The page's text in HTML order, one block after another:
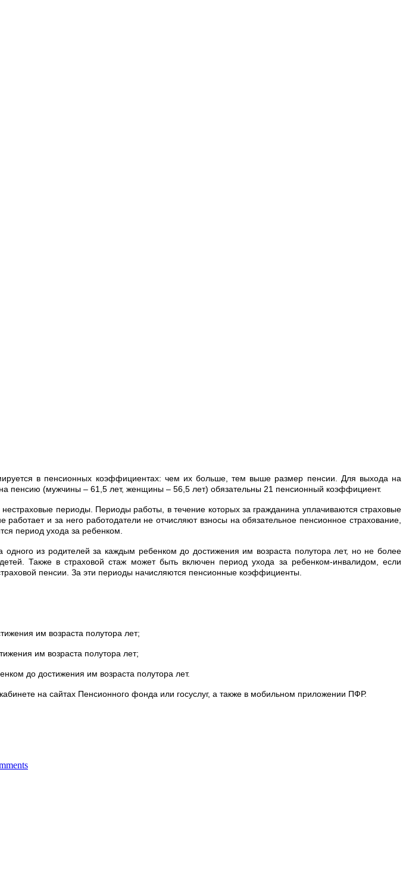
в пенсионных коэффициентах: чем их больше, тем выше размер пенсии. Для выхода на
пенсию (мужчины – 61,5 лет, женщины – 56,5 лет) обязательны 21 пенсионный коэффициент.
периоды. Периоды работы, в течение которых за гражданина уплачиваются страховые
и за него работодатели не отчисляют взносы на обязательное пенсионное страхование,
период ухода за ребенком.
одного из родителей за каждым ребенком до достижения им возраста полутора лет, но не более
Также в страховой стаж может быть включен период ухода за ребенком-инвалидом, если
пенсии. За эти периоды начисляются пенсионные коэффициенты.
им возраста полутора лет;
им возраста полутора лет;
до достижения им возраста полутора лет.
на сайтах Пенсионного фонда или госуслуг, а также в мобильном приложении ПФР.